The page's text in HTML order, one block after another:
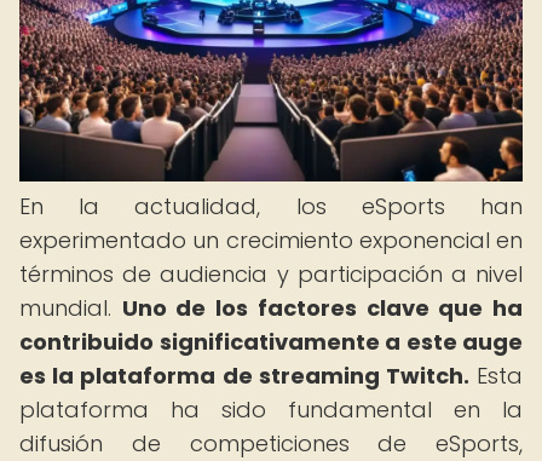
En la actualidad, los eSports han
experimentado un crecimiento exponencial en
términos de audiencia y participación a nivel
mundial. Uno de los factores clave que ha
contribuido significativamente a este auge
es la plataforma de streaming Twitch. Esta
plataforma ha sido fundamental en la
difusión de competiciones de eSports,